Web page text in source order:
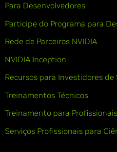
Para Desenvolvedores
Participe do Programa para
Rede de Parceiros NVIDIA
NVIDIA Inception
Recursos para Investidores
Treinamentos Técnicos
Treinamento para
Serviços Profissionais para